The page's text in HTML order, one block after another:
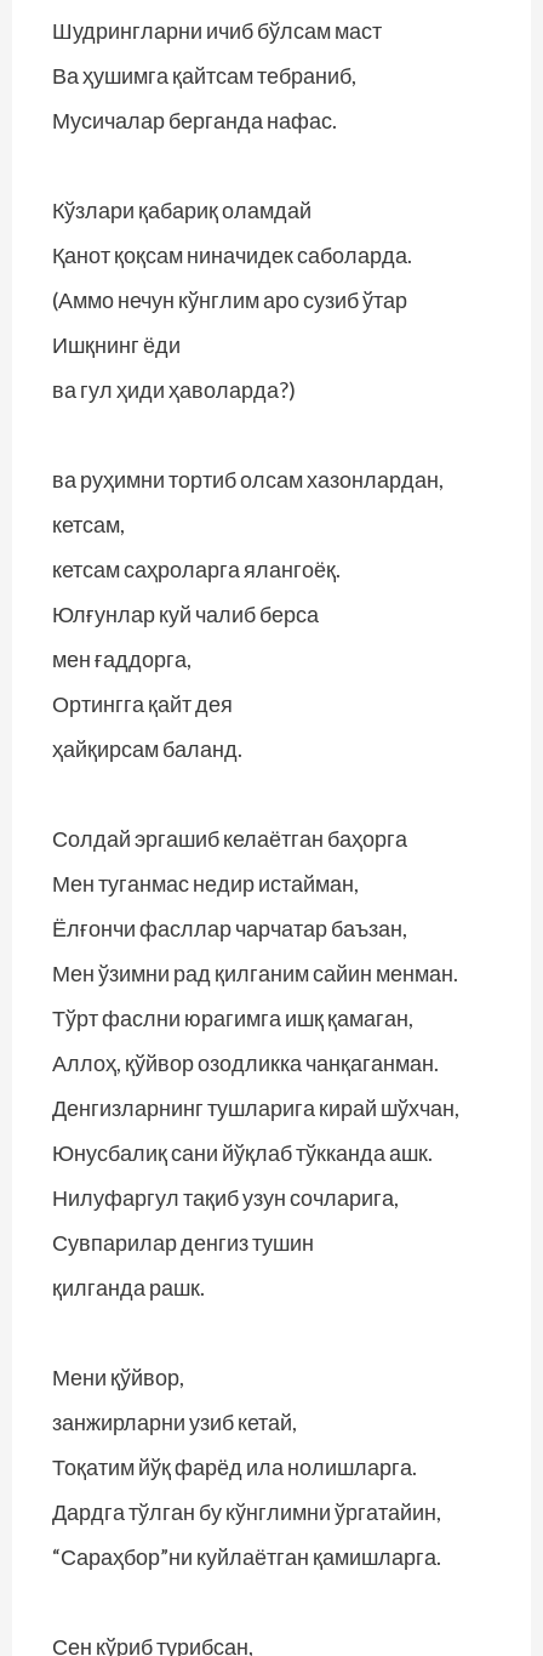
Шудрингларни ичиб бўлсам маст
Ва ҳушимга қайтсам тебраниб,
Мусичалар берганда нафас.
Кўзлари қабариқ оламдай
Қанот қоқсам ниначидек саболарда.
(Аммо нечун кўнглим аро сузиб ўтар
Ишқнинг ёди
ва гул ҳиди ҳаволарда?)
ва руҳимни тортиб олсам хазонлардан,
кетсам,
кетсам саҳроларга ялангоёқ.
Юлғунлар куй чалиб берса
мен ғаддорга,
Ортингга қайт дея
ҳайқирсам баланд.
Солдай эргашиб келаётган баҳорга
Мен туганмас недир истайман,
Ёлғончи фасллар чарчатар баъзан,
Мен ўзимни рад қилганим сайин менман.
Тўрт фаслни юрагимга ишқ қамаган,
Аллоҳ, қўйвор озодликка чанқаганман.
Денгизларнинг тушларига кирай шўхчан,
Юнусбалиқ сани йўқлаб тўкканда ашк.
Нилуфаргул тақиб узун сочларига,
Сувпарилар денгиз тушин
қилганда рашк.
Мени қўйвор,
занжирларни узиб кетай,
Тоқатим йўқ фарёд ила нолишларга.
Дардга тўлган бу кўнглимни ўргатайин,
“Сараҳбор”ни куйлаётган қамишларга.
Сен кўриб турибсан,